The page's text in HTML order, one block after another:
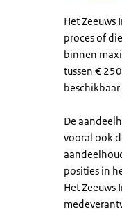
Het
proces of
binnen
tussen €
De
vooral ook
posities in
Het